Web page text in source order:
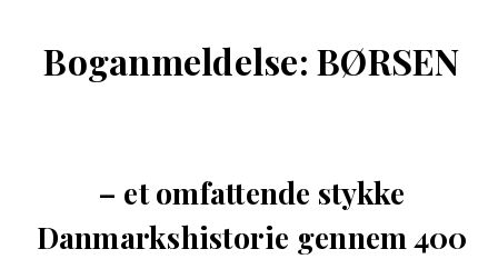
Boganmeldelse: BØRSEN
– et omfattende stykke
Danmarkshistorie gennem 400